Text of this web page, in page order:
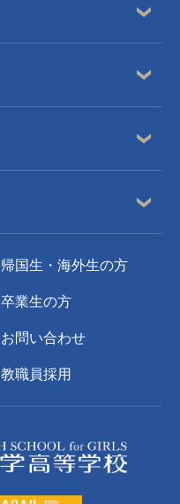
帰国生・海外生の方
卒業生の方
お問い合わせ
教職員採用